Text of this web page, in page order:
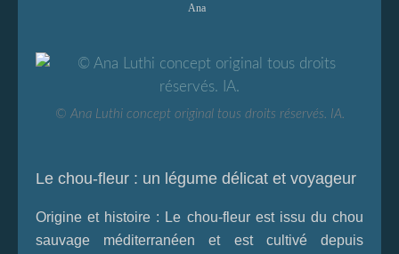
Ana
© Ana Luthi concept original tous droits réservés. IA.
Le chou‑fleur : un légume délicat et voyageur
Origine et histoire : Le chou‑fleur est issu du chou
sauvage méditerranéen et est cultivé depuis